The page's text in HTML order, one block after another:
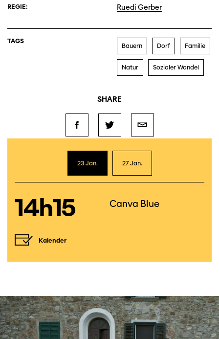
REGIE: Ruedi Gerber
TAGS
Bauern Dorf Familie
Natur Sozialer Wandel
SHARE
23 Jan. 27 Jan.
14h15 Canva Blue
Kalender